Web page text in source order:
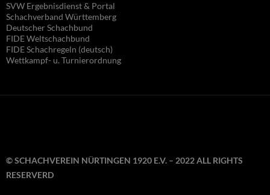
SVW Ergebnisdienst & Portal
Schachverband Württemberg
Deutscher Schachbund
FIDE Weltschachbund
FIDE Schachregeln (deutsch)
Wettkampf- u. Turnierordnung
© SCHACHVEREIN NÜRTINGEN 1920 E.V. – 2022 ALL RIGHTS
RESERVERD